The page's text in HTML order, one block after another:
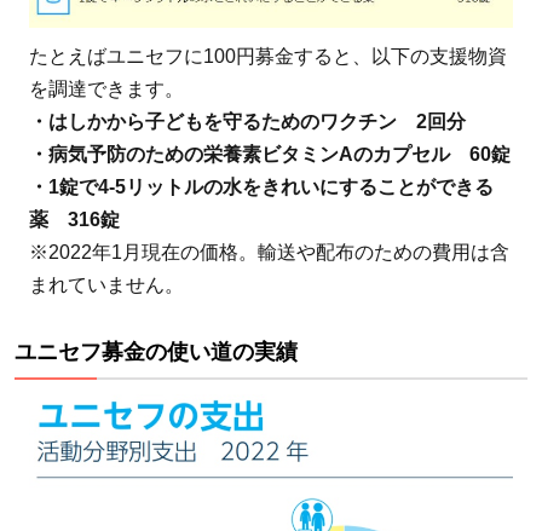
たとえばユニセフに100円募金すると、以下の支援物資
を調達できます。
・はしかから子どもを守るためのワクチン 2回分
・病気予防のための栄養素ビタミンAのカプセル 60錠
・1錠で4-5リットルの水をきれいにすることができる
薬 316錠
※2022年1月現在の価格。輸送や配布のための費用は含
まれていません。
ユニセフ募金の使い道の実績